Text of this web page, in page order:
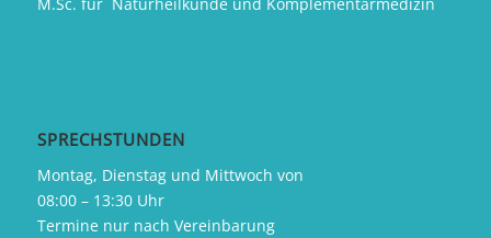
SPRECHSTUNDEN
Montag, Dienstag und Mittwoch von
08:00 – 13:30 Uhr
Termine nur nach Vereinbarung